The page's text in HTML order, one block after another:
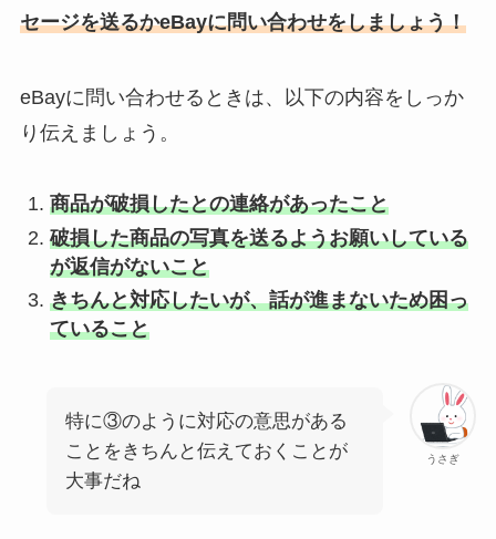
セージを送るかeBayに問い合わせをしましょう！
eBayに問い合わせるときは、以下の内容をしっか
り伝えましょう。
商品が破損したとの連絡があったこと
破損した商品の写真を送るようお願いしている
が返信がないこと
きちんと対応したいが、話が進まないため困っ
ていること
うさぎ
特に③のように対応の意思がある
ことをきちんと伝えておくことが
大事だね